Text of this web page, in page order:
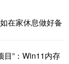
在家休息做好备
目”：Win11内存